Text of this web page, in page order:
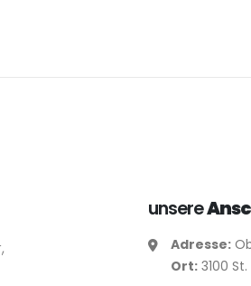
unsere
Adresse:
Ort: 3100